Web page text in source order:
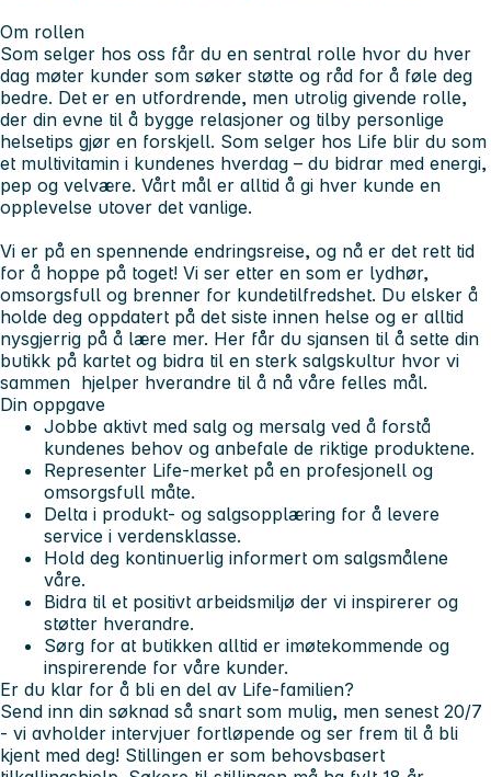
Om rollen
Som selger hos oss får du en sentral rolle hvor du hver
dag møter kunder som søker støtte og råd for å føle deg
bedre. Det er en utfordrende, men utrolig givende rolle,
der din evne til å bygge relasjoner og tilby personlige
helsetips gjør en forskjell. Som selger hos Life blir du som
et multivitamin i kundenes hverdag – du bidrar med energi,
pep og velvære. Vårt mål er alltid å gi hver kunde en
opplevelse utover det vanlige.
Vi er på en spennende endringsreise, og nå er det rett tid
for å hoppe på toget! Vi ser etter en som er lydhør,
omsorgsfull og brenner for kundetilfredshet. Du elsker å
holde deg oppdatert på det siste innen helse og er alltid
nysgjerrig på å lære mer. Her får du sjansen til å sette din
butikk på kartet og bidra til en sterk salgskultur hvor vi
sammen hjelper hverandre til å nå våre felles mål.
Din oppgave
Jobbe aktivt med salg og mersalg ved å forstå
kundenes behov og anbefale de riktige produktene.
Representer Life-merket på en profesjonell og
omsorgsfull måte.
Delta i produkt- og salgsopplæring for å levere
service i verdensklasse.
Hold deg kontinuerlig informert om salgsmålene
våre.
Bidra til et positivt arbeidsmiljø der vi inspirerer og
støtter hverandre.
Sørg for at butikken alltid er imøtekommende og
inspirerende for våre kunder.
Er du klar for å bli en del av Life-familien?
Send inn din søknad så snart som mulig, men senest 20/7
- vi avholder intervjuer fortløpende og ser frem til å bli
kjent med deg! Stillingen er som behovsbasert